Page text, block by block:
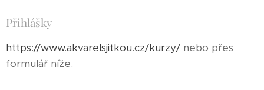
Přihlášky
https://www.akvarelsjitkou.cz/kurzy/ nebo přes
formulář níže.